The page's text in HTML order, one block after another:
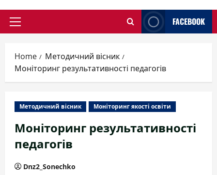
Primary
FACEBOOK
Home
Методичний вісник
Моніторинг результативності педагогів
Методичний вісник Моніторинг якості освіти
Моніторинг результативності
педагогів
Dnz2_Sonechko